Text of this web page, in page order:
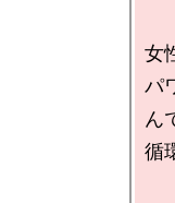
女
パ
ん
循